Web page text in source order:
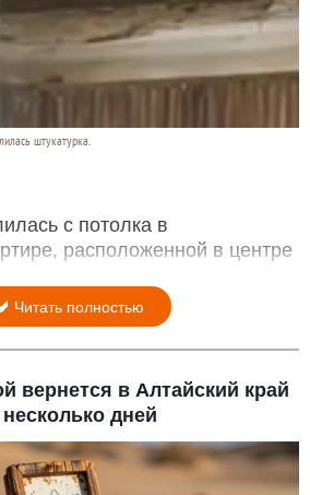
штукатурка.
с потолка в
расположенной в центре
Читать полностью
вернется в Алтайский край
дней